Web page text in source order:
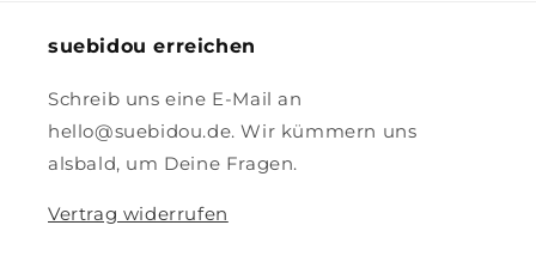
suebidou erreichen
Schreib uns eine E-Mail an
hello@suebidou.de. Wir kümmern uns
alsbald, um Deine Fragen.
Vertrag widerrufen